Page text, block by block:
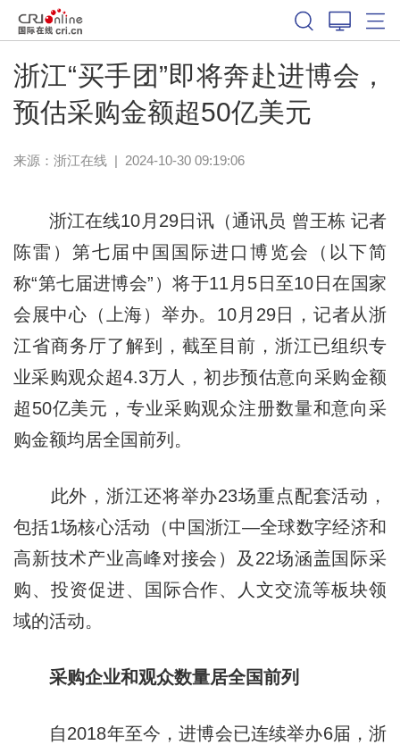
浙江“买手团”即将奔赴进博会，
预估采购金额超50亿美元
来源： 浙江在线| 2024-10-30 09:19:06
浙江在线10月29日讯（通讯员 曾王栋 记者
陈雷）第七届中国国际进口博览会（以下简
称“第七届进博会”）将于11月5日至10日在国家
会展中心（上海）举办。10月29日，记者从浙
江省商务厅了解到，截至目前，浙江已组织专
业采购观众超4.3万人，初步预估意向采购金额
超50亿美元，专业采购观众注册数量和意向采
购金额均居全国前列。
此外，浙江还将举办23场重点配套活动，
包括1场核心活动（中国浙江—全球数字经济和
高新技术产业高峰对接会）及22场涵盖国际采
购、投资促进、国际合作、人文交流等板块领
域的活动。
采购企业和观众数量居全国前列
自2018年至今，进博会已连续举办6届，浙